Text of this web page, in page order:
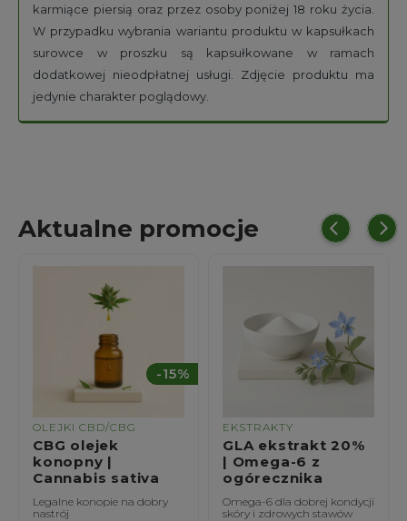
karmiące piersią oraz przez osoby poniżej 18 roku życia.
W przypadku wybrania wariantu produktu w kapsułkach
surowce w proszku są kapsułkowane w ramach
dodatkowej nieodpłatnej usługi. Zdjęcie produktu ma
jedynie charakter poglądowy.
Aktualne promocje
OLEJKI CBD/CBG
CBG olejek
konopny |
Cannabis sativa
Legalne konopie na dobry
nastrój
-15%
EKSTRAKTY
GLA ekstrakt 20%
| Omega-6 z
ogórecznika
Omega-6 dla dobrej kondycji
skóry i zdrowych stawów